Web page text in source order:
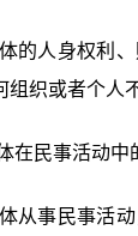
人身权利、
织或者个人
民事活动中
事民事活动